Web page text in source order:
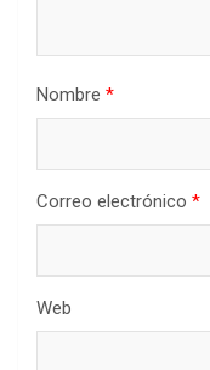
Nombre *
Correo electrónico *
Web